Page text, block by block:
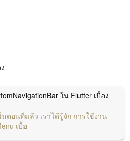
ใน Flutter เบื้อง
นตอนที่แล้ว เราได้รู้จัก การใช้งาน
เบื้อ